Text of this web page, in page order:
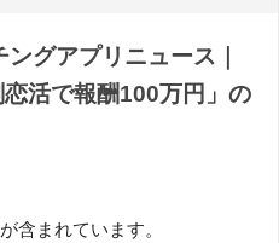
グアプリニュース｜
活で報酬100万円」の
含まれています。